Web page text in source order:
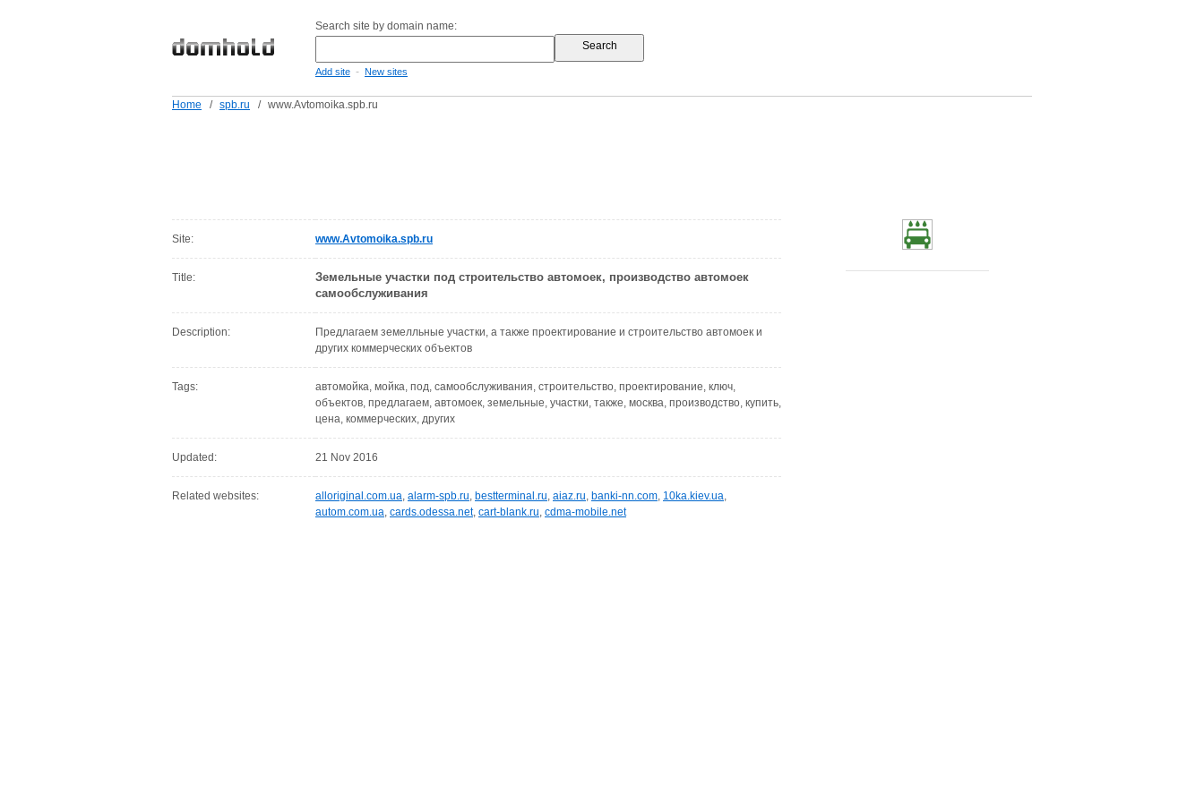
Search site by domain name:
Add site - New sites
Home / spb.ru / www.Avtomoika.spb.ru
Site: www.Avtomoika.spb.ru
Title:
Земельные участки под строительство автомоек, производство автомоек
самообслуживания
Description:
Предлагаем земелльные участки, а также проектирование и строительство автомоек и
других коммерческих объектов
Tags:
автомойка, мойка, под, самообслуживания, строительство, проектирование, ключ,
объектов, предлагаем, автомоек, земельные, участки, также, москва, производство, купить,
цена, коммерческих, других
Updated: 21 Nov 2016
Related websites: alloriginal.com.ua, alarm-spb.ru, bestterminal.ru, aiaz.ru, banki-nn.com, 10ka.kiev.ua,
autom.com.ua, cards.odessa.net, cart-blank.ru, cdma-mobile.net